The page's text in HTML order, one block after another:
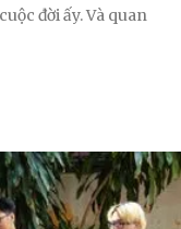
đời ấy. Và quan